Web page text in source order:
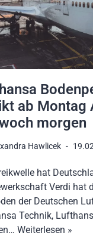
ab Montag
morgen
Hawlicek
hat
Verdi hat
der Deutschen
Technik,
Weiterlesen »